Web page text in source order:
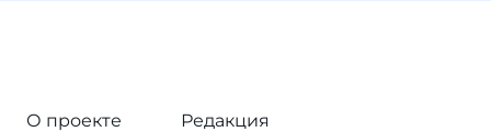
О проекте
Редакция